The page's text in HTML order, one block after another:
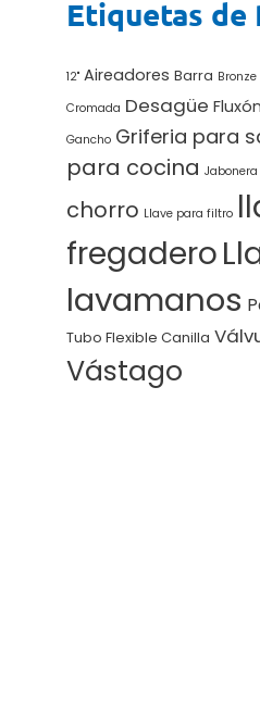
Etiquetas de
12" Aireadores Barra Bronze
Cromada Desagüe
Gancho Griferia para
para cocina Jabonera
chorro Llave para filtro
fregadero
lavamanos
Tubo Flexible Canilla
Vástago